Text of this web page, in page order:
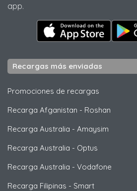
app.
Recargas más enviadas
Promociones de recargas
Recarga Afganistan - Roshan
Recarga Australia - Amaysim
Recarga Australia - Optus
Recarga Australia - Vodafone
Recarga Filipinas - Smart